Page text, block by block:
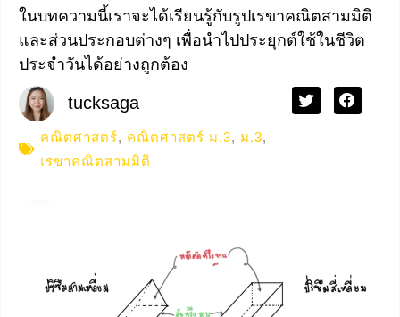
ในบทความนี้เราจะได้เรียนรู้กับรูปเรขาคณิตสามมิติ
และส่วนประกอบต่างๆ เพื่อนำไปประยุกต์ใช้ในชีวิต
ประจำวันได้อย่างถูกต้อง
tucksaga
คณิตศาสตร์, คณิตศาสตร์ ม.3, ม.3,
เรขาคณิตสามมิติ